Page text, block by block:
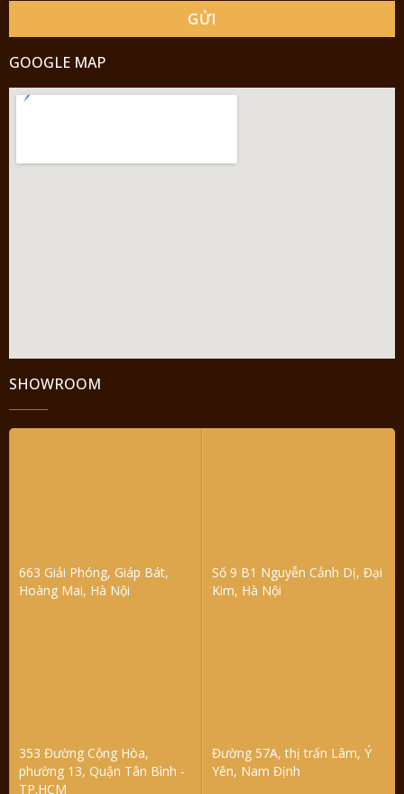
GỬI
GOOGLE MAP
SHOWROOM
663 Giải Phóng, Giáp Bát,
Hoàng Mai, Hà Nội
Số 9 B1 Nguyễn Cảnh Dị, Đại
Kim, Hà Nội
353 Đường Cộng Hòa,
phường 13, Quận Tân Bình -
TP.HCM
Đường 57A, thị trấn Lâm, Ý
Yên, Nam Định